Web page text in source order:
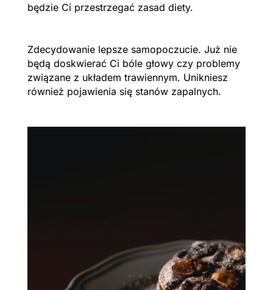
będzie Ci przestrzegać zasad diety.
Zdecydowanie lepsze samopoczucie. Już nie
będą doskwierać Ci bóle głowy czy problemy
związane z układem trawiennym. Unikniesz
również pojawienia się stanów zapalnych.